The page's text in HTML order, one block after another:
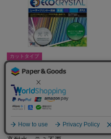
カットタイプ
レーザープリンター用耐水紙 エ
コクリスタル 230g/m2 A3 50枚
入 TWD-100A-A3K
販売価格
¥8,338
さらにお得な [会員価格] あり
会員特別価格 ¥8,173 税込